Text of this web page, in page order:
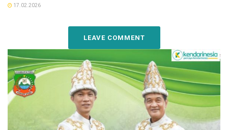
17.02.2026
LEAVE COMMENT